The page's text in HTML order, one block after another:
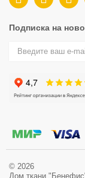
Подписка на
© 2026
Дом ткани